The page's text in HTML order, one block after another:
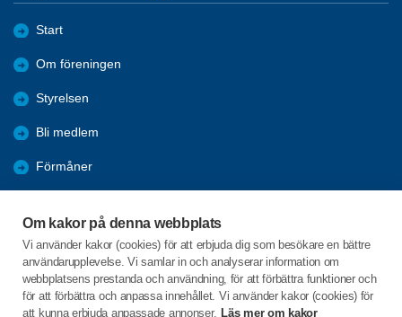
Om kakor på denna webbplats
Vi använder kakor (cookies) för att erbjuda dig som besökare en bättre
användarupplevelse. Vi samlar in och analyserar information om
webbplatsens prestanda och användning, för att förbättra funktioner och
för att förbättra och anpassa innehållet. Vi använder kakor (cookies) för
att kunna erbjuda anpassade annonser. Läs mer om kakor
Start
Om föreningen
Styrelsen
Bli medlem
Förmåner
Våra Aktiviteter
Referat